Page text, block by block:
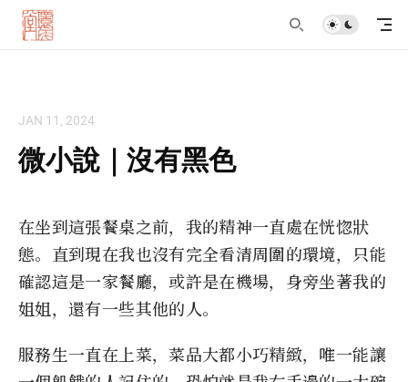
JAN 11, 2024
微小說｜沒有黑色
在坐到這張餐桌之前，我的精神一直處在恍惚狀
態。直到現在我也沒有完全看清周圍的環境，只能
確認這是一家餐廳，或許是在機場，身旁坐著我的
姐姐，還有一些其他的人。
服務生一直在上菜，菜品大都小巧精緻，唯一能讓